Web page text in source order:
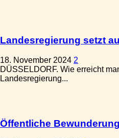
Landesregierung setzt
18. November 2024 2
DÜSSELDORF. Wie erreicht
Landesregierung...
Öffentliche